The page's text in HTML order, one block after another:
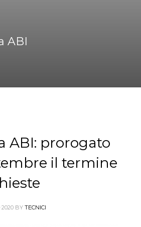
ABI
ABI: prorogato
il termine
2020 BY TECNICI